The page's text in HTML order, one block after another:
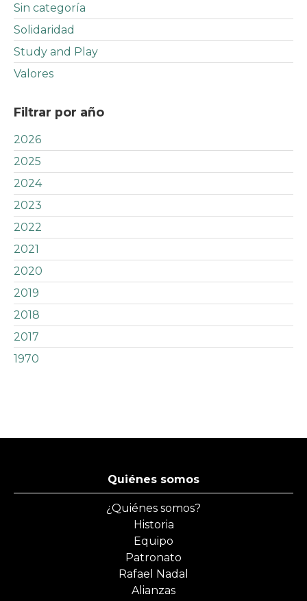
Sin categoría
Solidaridad
Study and Play
Valores
Filtrar por año
2026
2025
2024
2023
2022
2021
2020
2019
2018
2017
1970
Quiénes somos
¿Quiénes somos?
Historia
Equipo
Patronato
Rafael Nadal
Alianzas